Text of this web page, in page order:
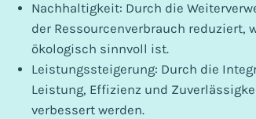
Nachhaltigkeit: Durch die
der Ressourcenverbrauch reduziert,
ökologisch sinnvoll ist.
Leistungssteigerung: Durch die
Leistung, Effizienz und
verbessert werden.